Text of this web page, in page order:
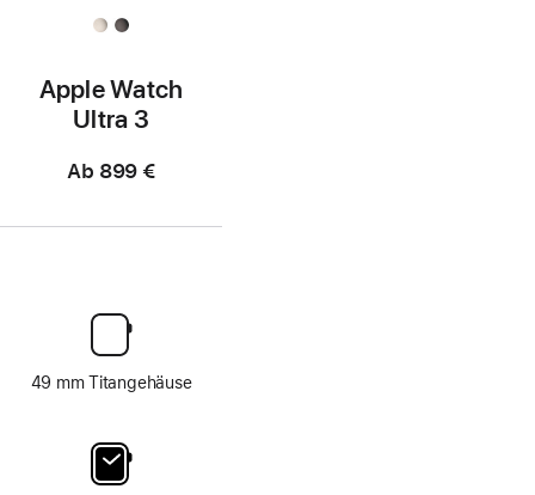
Apple Watch
Ultra 3
Ab 899 €
49 mm Titangehäuse